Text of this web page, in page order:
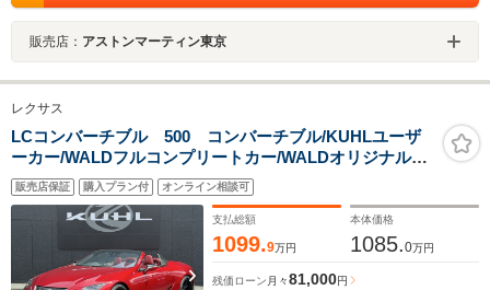
販売店： アストンマーティン東京
レクサス
LCコンバーチブル 500 コンバーチブル/KUHLユーザ
ーカー/WALDフルコンプリートカー/WALDオリジナルエ
アロ3点装着済み/WALD21インチアルミホイール+コンチ
ネンタルタイヤ/BLITZ車高調整式サスペンション
販売店保証 購入プラン付 オンライン相談可
支払総額
1099.9万円
本体価格
1085.0万円
残価ローン 月々81,000円